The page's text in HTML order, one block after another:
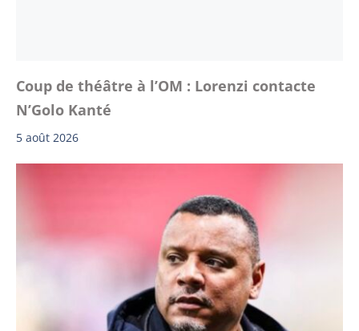
Coup de théâtre à l’OM : Lorenzi contacte
N’Golo Kanté
5 août 2026